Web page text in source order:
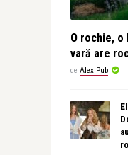
O rochie, o
vară are
de Alex Pub